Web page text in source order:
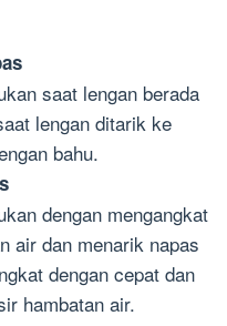
saat lengan berada
lengan ditarik ke
bahu.
dengan mengangkat
air dan menarik napas
dengan cepat dan
hambatan air.